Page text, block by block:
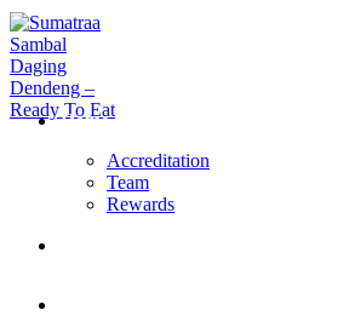
Skip
to
content
Home Page
Accreditation
Team
Rewards